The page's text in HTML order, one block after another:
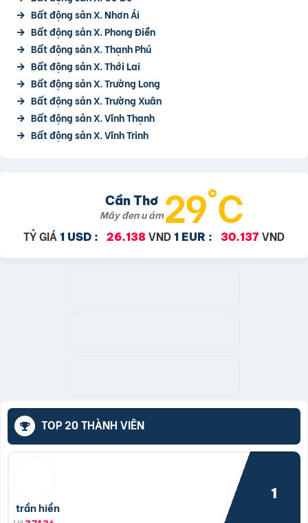
Bất động sản X. Nhơn Ái
Bất động sản X. Phong Điền
Bất động sản X. Thạnh Phú
Bất động sản X. Thới Lai
Bất động sản X. Trường Long
Bất động sản X. Trường Xuân
Bất động sản X. Vĩnh Thạnh
Bất động sản X. Vĩnh Trinh
Cần Thơ
Mây đen u ám29°C
TỶ GIÁ 1 USD : 26.138 VND 1 EUR : 30.137 VND
TOP 20 THÀNH VIÊN
trần hiền
1